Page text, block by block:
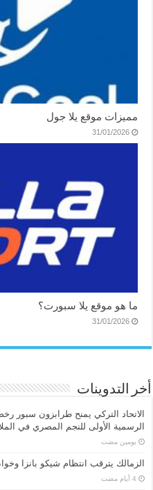
مميزات موقع يلا جول
31/01/2026
ما هو موقع يلا سبورت؟
31/01/2026
أخر التدوينات
الاتحاد التركي يمنح طرابزون سبور
الرسمية الأولى للنجم المصري في
‏يومين مضت
الزمالك يترقب انتظام شيكو بانزا